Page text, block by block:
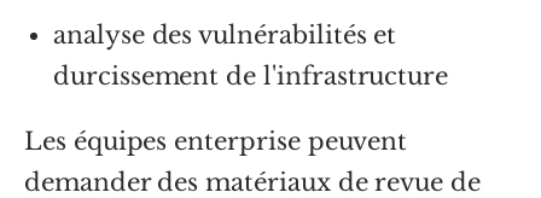
analyse des vulnérabilités et
durcissement de l'infrastructure
Les équipes enterprise peuvent
demander des matériaux de revue de